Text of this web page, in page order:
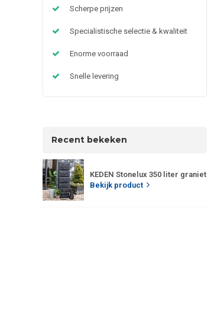
Scherpe prijzen
Specialistische selectie & kwaliteit
Enorme voorraad
Snelle levering
Recent bekeken
KEDEN Stonelux 350 liter graniet
Bekijk product